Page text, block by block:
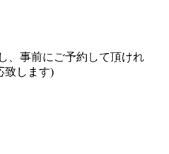
、事前にご予約して頂けれ
致します)